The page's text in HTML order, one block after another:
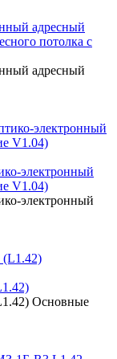
адресный
потолка с
адресный
электронный
V1.04)
электронный
Основные